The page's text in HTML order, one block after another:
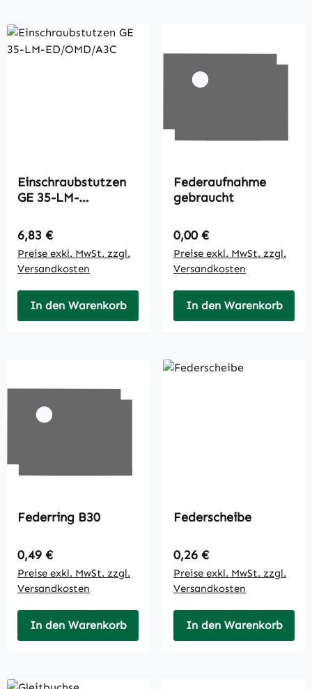
Einschraubstutzen
GE 35-LM-
Regulärer Preis:
6,83 €
Preise exkl. MwSt. zzgl.
Versandkosten
In den Warenkorb
Federaufnahme
gebraucht
Regulärer Preis:
0,00 €
Preise exkl. MwSt. zzgl.
Versandkosten
In den Warenkorb
Federring B30
Regulärer Preis:
0,49 €
Preise exkl. MwSt. zzgl.
Versandkosten
In den Warenkorb
Federscheibe
Regulärer Preis:
0,26 €
Preise exkl. MwSt. zzgl.
Versandkosten
In den Warenkorb